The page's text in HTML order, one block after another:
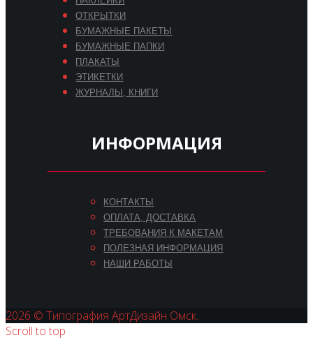
ОТКРЫТКИ
БУМАЖНЫЕ ПАКЕТЫ
БУМАЖНЫЕ ПАПКИ
ПЛАКАТЫ
ЭТИКЕТКИ
ЖУРНАЛЫ, КНИГИ
ИНФОРМАЦИЯ
КОНТАКТЫ
ОПЛАТА, ДОСТАВКА
ТРЕБОВАНИЯ К МАКЕТАМ
ПОЛЕЗНАЯ ИНФОРМАЦИЯ
НАШИ РАБОТЫ
2026 © Типография АртДизайн Омск.
Scroll to top